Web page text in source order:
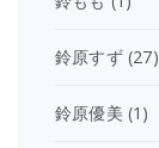
鈴原すず(27)
鈴原優美 (1)